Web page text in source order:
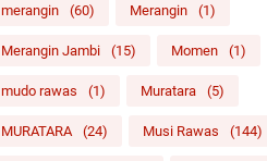
merangin (60) Merangin (1)
Merangin Jambi (15) Momen (1)
mudo rawas (1) Muratara (5)
MURATARA (24) Musi Rawas (144)